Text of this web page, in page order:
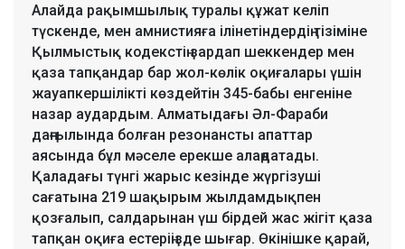
Алайда рақымшылық туралы құжат келіп
түскенде, мен амнистияға ілінетіндердің тізіміне
Қылмыстық кодекстің зардап шеккендер мен
қаза тапқандар бар жол-көлік оқиғалары үшін
жауапкершілікті көздейтін 345-бабы енгеніне
назар аудардым. Алматыдағы Әл-Фараби
даңғылында болған резонансты апаттар
аясында бұл мәселе ерекше алаңдатады.
Қаладағы түнгі жарыс кезінде жүргізуші
сағатына 219 шақырым жылдамдықпен
қозғалып, салдарынан үш бірдей жас жігіт қаза
тапқан оқиға естеріңізде шығар. Өкінішке қарай,